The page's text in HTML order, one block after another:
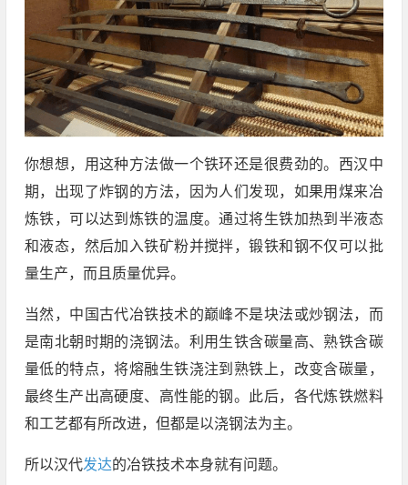
你想想，用这种方法做一个铁环还是很费劲的。西汉中
期，出现了炸钢的方法，因为人们发现，如果用煤来冶
炼铁，可以达到炼铁的温度。通过将生铁加热到半液态
和液态，然后加入铁矿粉并搅拌，锻铁和钢不仅可以批
量生产，而且质量优异。
当然，中国古代冶铁技术的巅峰不是块法或炒钢法，而
是南北朝时期的浇钢法。利用生铁含碳量高、熟铁含碳
量低的特点，将熔融生铁浇注到熟铁上，改变含碳量，
最终生产出高硬度、高性能的钢。此后，各代炼铁燃料
和工艺都有所改进，但都是以浇钢法为主。
所以汉代发达的冶铁技术本身就有问题。